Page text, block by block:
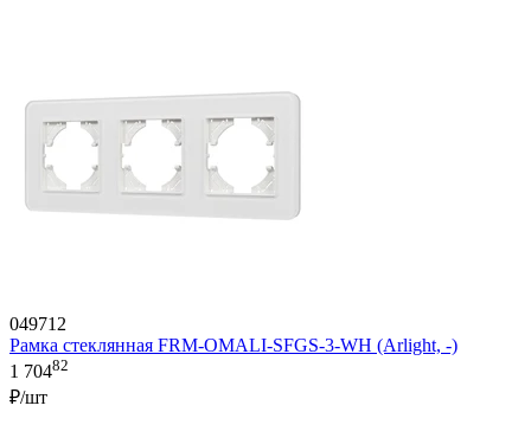
049712
Рамка стеклянная FRM-OMALI-SFGS-3-WH (Arlight, -)
1 70482
₽/шт